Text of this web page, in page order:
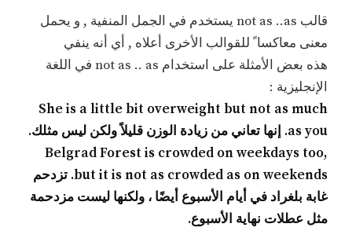
قالب not as ..as يستخدم في الجمل المنفية , و يحمل
معنى معاكسا ً للقوالب الأخرى أعلاه , أي أنه ينفي
هذه بعض الأمثلة على استخدام not as .. as في اللغة
الإنجليزية :
She is a little bit overweight but not as much
as you. إنها تعاني من زيادة الوزن قليلاً ولكن ليس مثلك.
Belgrad Forest is crowded on weekdays too,
but it is not as crowded as on weekends. تزدحم
غابة بلغراد في أيام الأسبوع أيضًا ، ولكنها ليست مزدحمة
مثل عطلات نهاية الأسبوع.